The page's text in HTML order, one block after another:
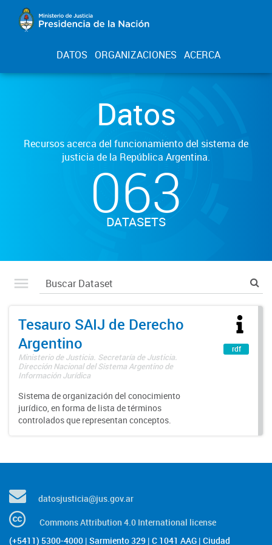
DATOS ORGANIZACIONES ACERCA
Datos
Recursos acerca del funcionamiento del sistema de
justicia de la República Argentina.
063
DATASETS
Tesauro SAIJ de Derecho
Argentino
Ministerio de Justicia. Secretaría de Justicia.
Dirección Nacional del Sistema Argentino de
Información Jurídica
Sistema de organización del conocimiento
jurídico, en forma de lista de términos
controlados que representan conceptos.
rdf
datosjusticia@jus.gov.ar
Commons Attribution 4.0 International license
(+5411) 5300-4000 | Sarmiento 329 | C 1041 AAG | Ciudad